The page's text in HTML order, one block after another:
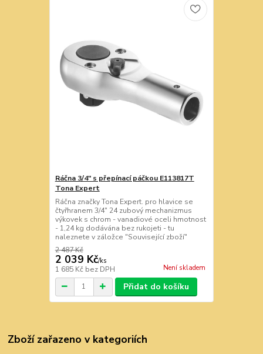
Ráčna 3/4" s přepínací páčkou E113817T
Tona Expert
Ráčna značky Tona Expert. pro hlavice se
čtyřhranem 3/4" 24 zubový mechanizmus
výkovek s chrom - vanadiové oceli hmotnost
- 1,24 kg dodávána bez rukojeti - tu
naleznete v záložce "Související zboží"
2 487 Kč
2 039 Kč/ks
1 685 Kč bez DPH Není skladem
Přidat do košíku
Zboží zařazeno v kategoriích